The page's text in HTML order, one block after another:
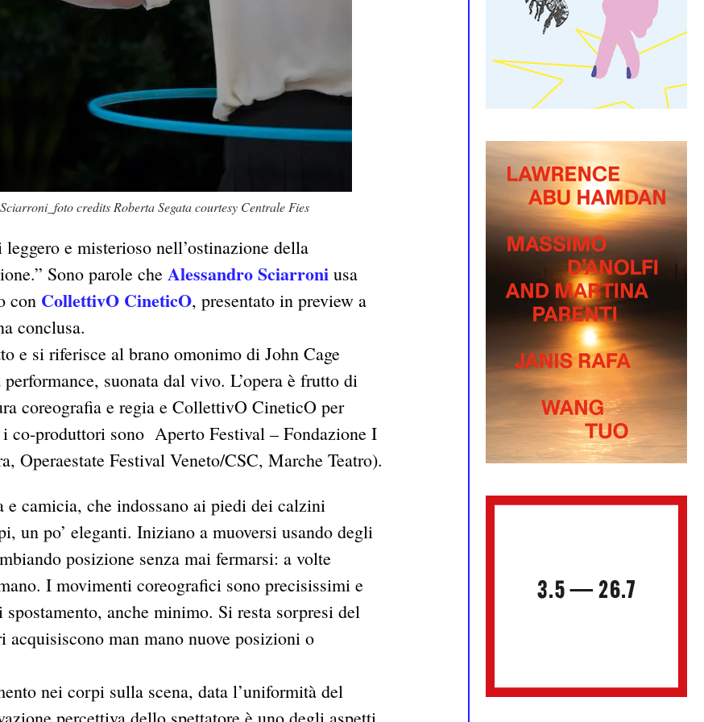
credits Roberta Segata courtesy Centrale Fies
e misterioso nell’ostinazione della
Sono parole che Alessandro Sciarroni usa
con CollettivO CineticO, presentato in preview a
conclusa.
e si riferisce al brano omonimo di John Cage
suonata dal vivo. L’opera è frutto di
coreografia e regia e CollettivO CineticO per
co-produttori sono Aperto Festival – Fondazione I
Operaestate Festival Veneto/CSC, Marche Teatro).
camicia, che indossano ai piedi dei calzini
un po’ eleganti. Iniziano a muoversi usando degli
posizione senza mai fermarsi: a volte
I movimenti coreografici sono precisissimi e
anche minimo. Si resta sorpresi del
man mano nuove posizioni o
nei corpi sulla scena, data l’uniformità del